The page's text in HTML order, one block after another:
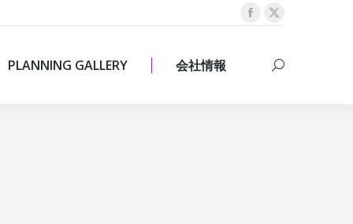
Facebook
opens
X
opens
PLANNING GALLERY 会社情報 Search:
PLANNING GALLERY 会社情報 Search: